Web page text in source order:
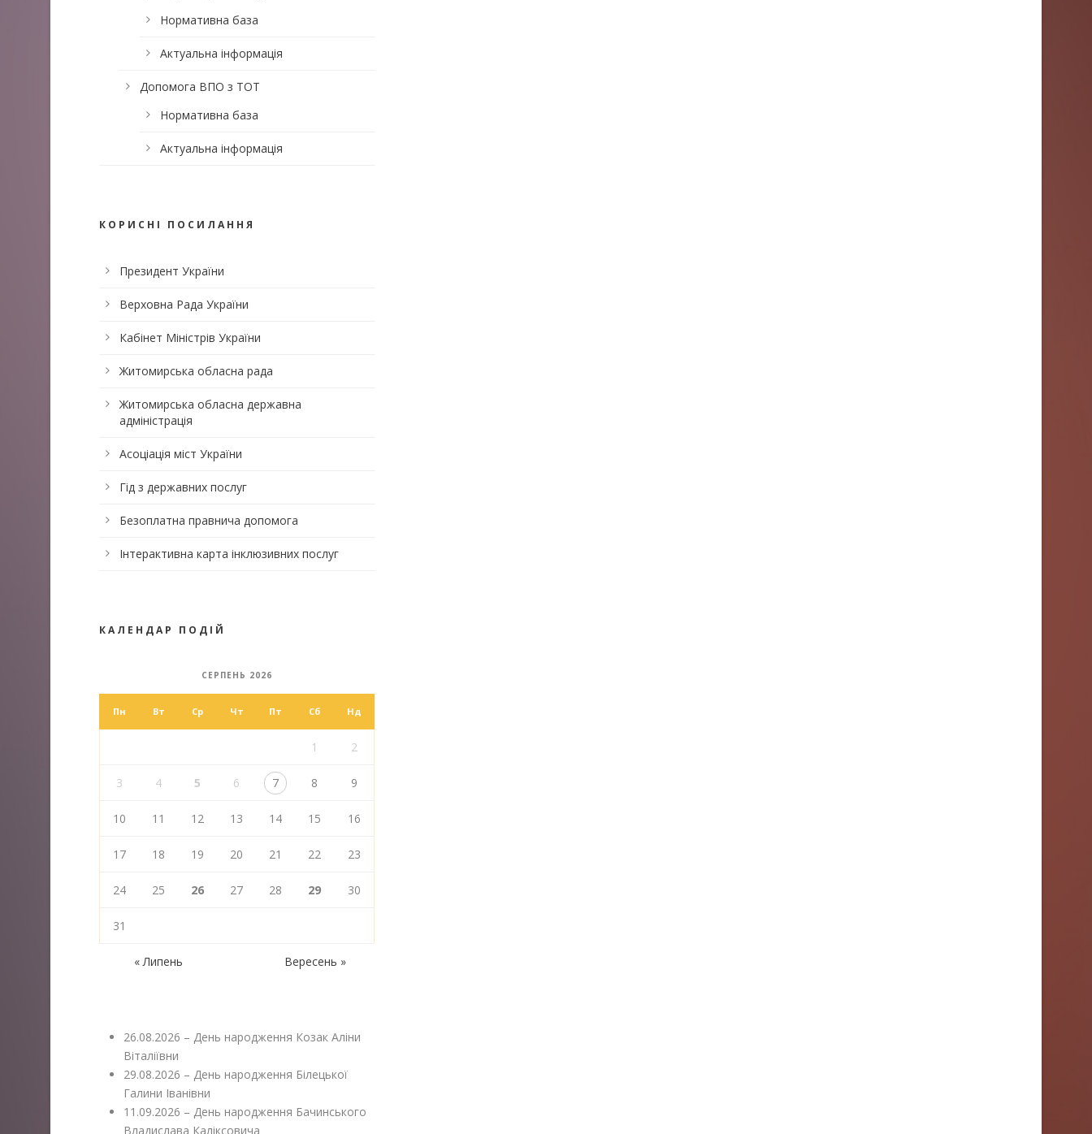
Нормативна база
Актуальна інформація
Допомога ВПО з ТОТ
Нормативна база
Актуальна інформація
КОРИСНІ ПОСИЛАННЯ
Президент України
Верховна Рада України
Кабінет Міністрів України
Житомирська обласна рада
Житомирська обласна державна
адміністрація
Асоціація міст України
Гід з державних послуг
Безоплатна правнича допомога
Інтерактивна карта інклюзивних послуг
КАЛЕНДАР ПОДІЙ
СЕРПЕНЬ 2026
Пн Вт Ср Чт Пт Сб Нд
1 2
3 4 5 6 7 8 9
10 11 12 13 14 15 16
17 18 19 20 21 22 23
24 25 26 27 28 29 30
31
« Липень Вересень »
26.08.2026 – День народження Козак Аліни
Віталіївни
29.08.2026 – День народження Білецької
Галини Іванівни
11.09.2026 – День народження Бачинського
Владислава Каліксовича